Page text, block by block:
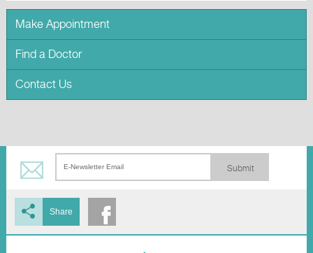
Make Appointment
Find a Doctor
Contact Us
Submit
Share